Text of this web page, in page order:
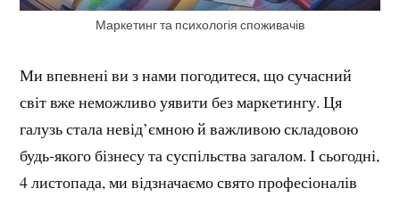
Маркетинг та психологія споживачів
Ми впевнені ви з нами погодитеся, що сучасний
світ вже неможливо уявити без маркетингу. Ця
галузь стала невід’ємною й важливою складовою
будь-якого бізнесу та суспільства загалом. І сьогодні,
4 листопада, ми відзначаємо свято професіоналів